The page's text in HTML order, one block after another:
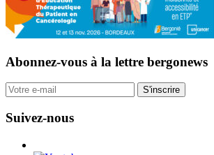
Abonnez-vous à la lettre bergonews
S'inscrire
Suivez-nous